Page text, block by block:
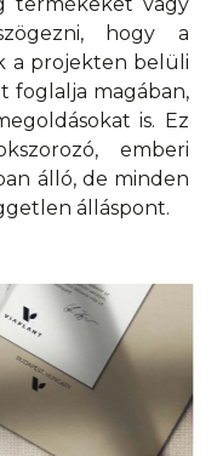
hogy a
a projekten belüli
foglalja magában,
is. Ez
emberi
álló, de minden
álláspont.